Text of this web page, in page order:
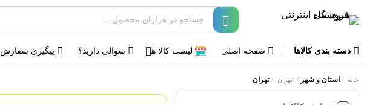
دسته بندی کالاها صفحه اصلی لیست کالا ها سوالی دارید؟ پیگیری سفارش
خانه / استان و شهر / تهران /تهران